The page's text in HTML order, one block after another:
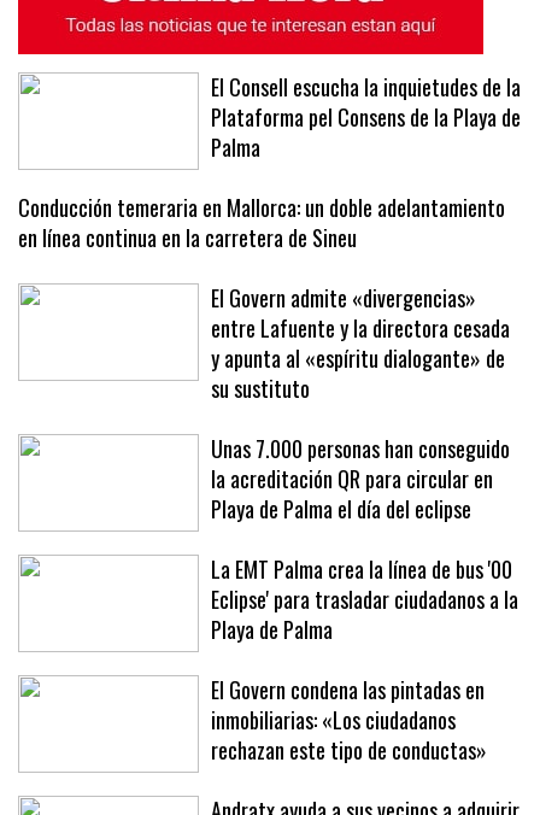
El Consell escucha la inquietudes de la
Plataforma pel Consens de la Playa de
Palma
Conducción temeraria en Mallorca: un doble adelantamiento
en línea continua en la carretera de Sineu
El Govern admite «divergencias»
entre Lafuente y la directora cesada
y apunta al «espíritu dialogante» de
su sustituto
Unas 7.000 personas han conseguido
la acreditación QR para circular en
Playa de Palma el día del eclipse
La EMT Palma crea la línea de bus '00
Eclipse' para trasladar ciudadanos a la
Playa de Palma
El Govern condena las pintadas en
inmobiliarias: «Los ciudadanos
rechazan este tipo de conductas»